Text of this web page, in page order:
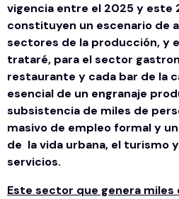
vigencia entre el 2025 y este
constituyen un escenario de
sectores de la producción, y
trataré, para el sector
restaurante y cada bar de la
esencial de un engranaje
subsistencia de miles de
masivo de empleo formal y
de la vida urbana, el turismo
servicios.
Este sector que genera